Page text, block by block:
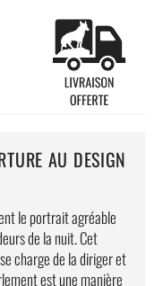
AU DESIGN
le portrait agréable
de la nuit. Cet
charge de la diriger et
est une manière